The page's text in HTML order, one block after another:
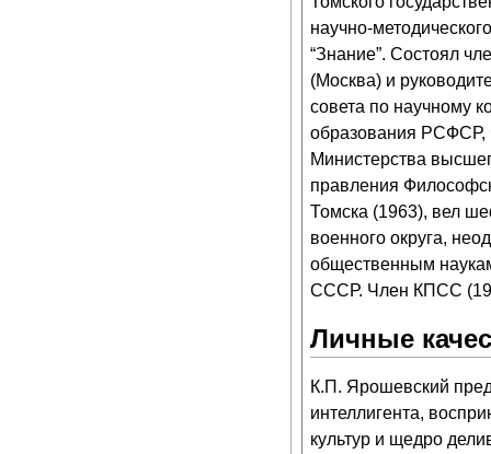
научно-
“Знание”. Состоял
(Москва) и
совета по научному
образования РСФСР,
Министерства
правления
Томска (1963), вел
военного округа,
общественным
СССР. Член КПСС
Личные
К.П. Ярошевский
интеллигента,
культур и щедро